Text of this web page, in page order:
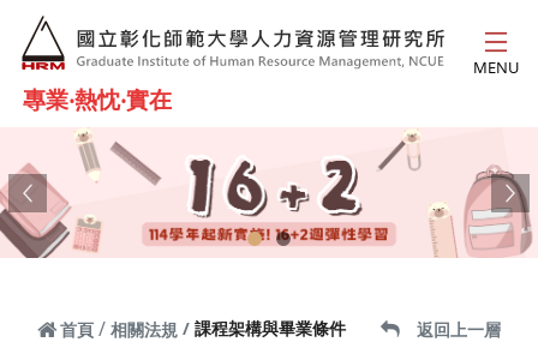
跳到主要內容
專業‧熱忱‧實在
MENU
Previous
首頁 相關法規 課程架構與畢業條件 返回上一層